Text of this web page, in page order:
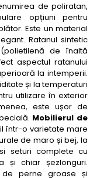
de poliratan,
opțiuni pentru
Este un material
Ratanul sintetic
de înaltă
aspectul ratanului
la intemperii.
și la temperaturi
utilizare în exterior
este ușor de
Mobilierul de
într-o varietate mare
de maro și bej, la
seturi complete cu
și chiar șezlonguri.
de perne groase și